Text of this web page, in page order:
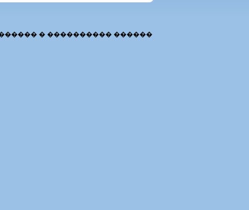
� ���������� ������